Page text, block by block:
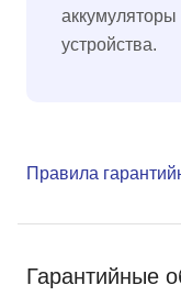
устройства.
Правила
Гарантийные